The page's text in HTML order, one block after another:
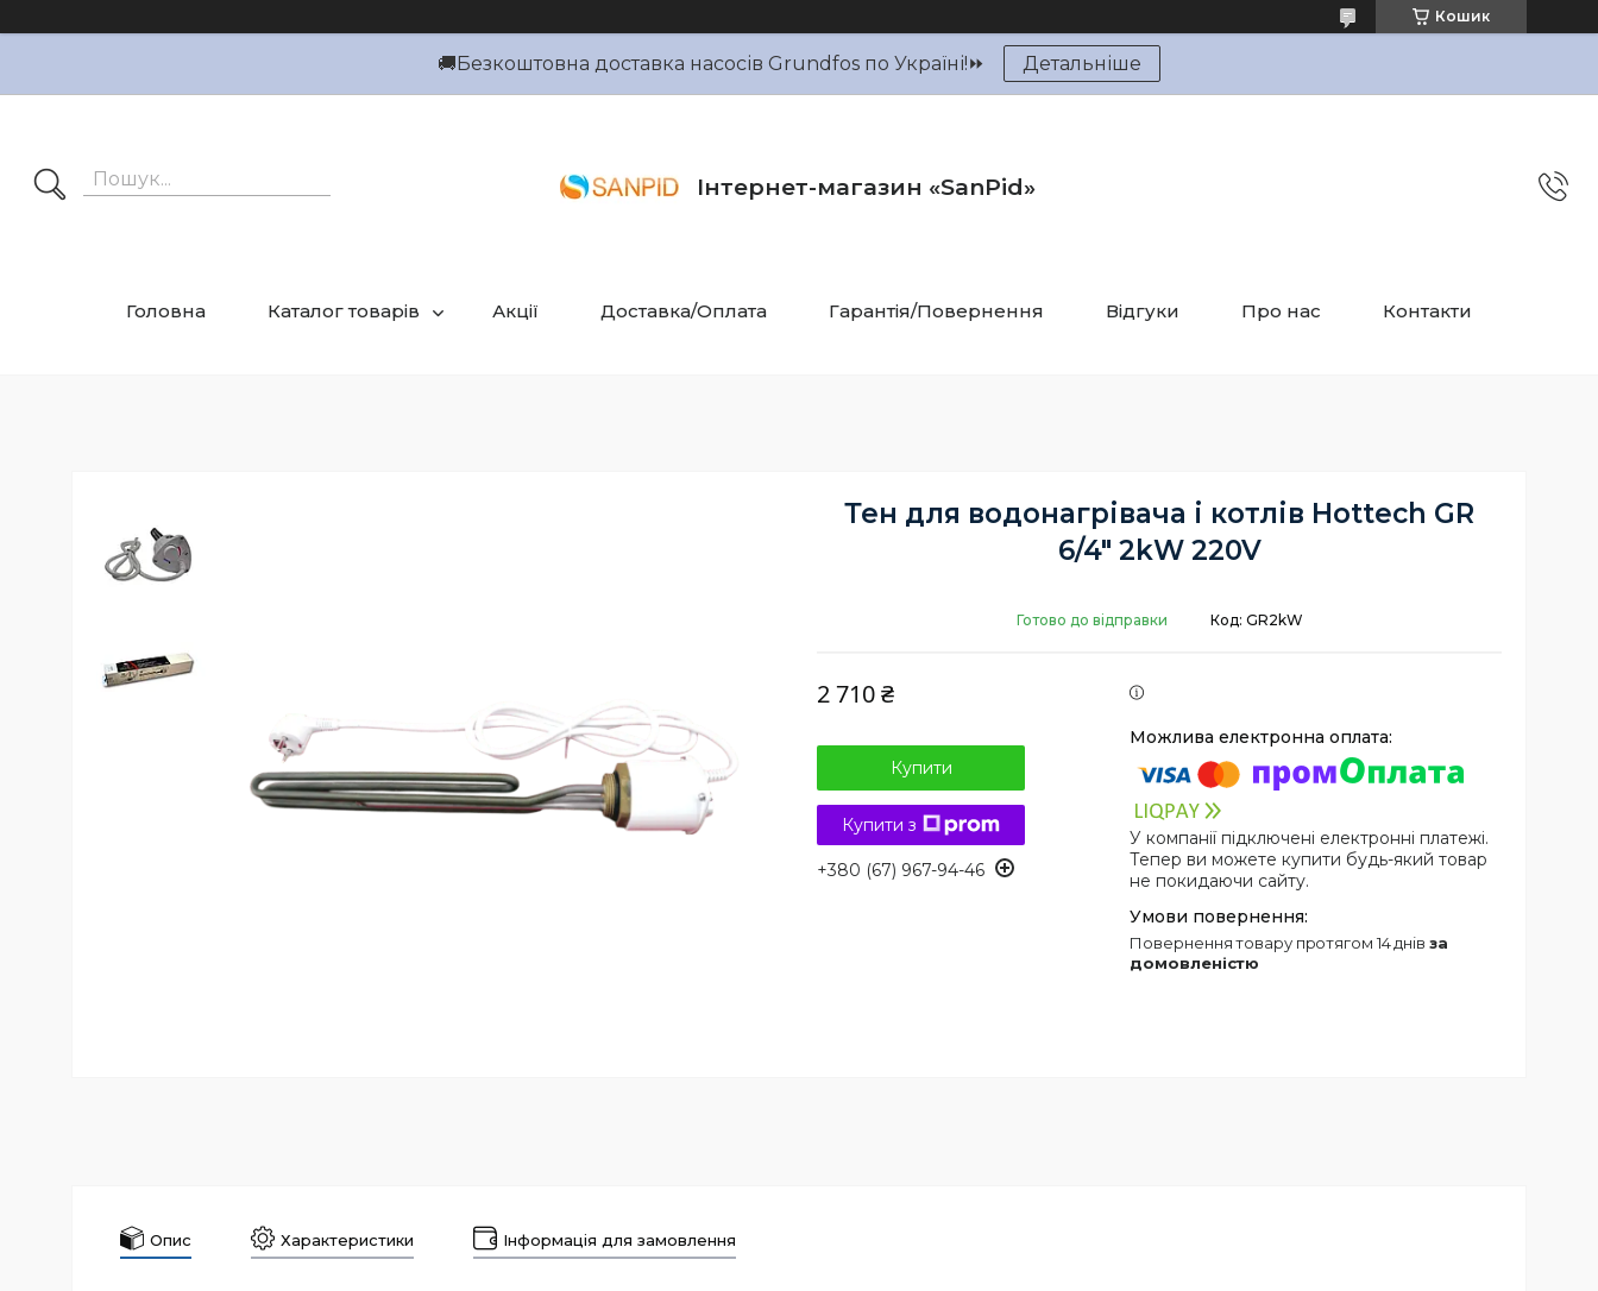
Кошик
🚚Безкоштовна доставка насосів Grundfos по Україні!⏩ Детальніше
Інтернет-магазин «SanPid»
Головна Каталог товарів Акції Доставка/Оплата Гарантія/Повернення Відгуки Про нас Контакти
Тен для водонагрівача і котлів Hottech GR
6/4" 2kW 220V
Готово до відправки Код: GR2kW
2 710 ₴
Купити
Купити з
+380 (67) 967-94-46
У компанії підключені електронні платежі.
Тепер ви можете купити будь-який товар
не покидаючи сайту.
повернення товару протягом 14 днів за
домовленістю
Опис Характеристики Інформація для замовлення